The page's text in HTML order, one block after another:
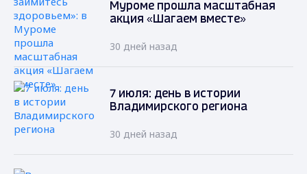
Муроме прошла масштабная
акция «Шагаем вместе»
30 дней назад
7 июля: день в истории
Владимирского региона
30 дней назад